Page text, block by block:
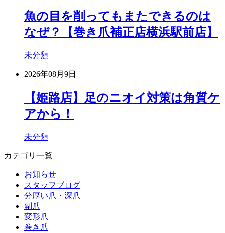
魚の目を削ってもまたできるのは
なぜ？【巻き爪補正店横浜駅前店】
未分類
2026年08月9日
【姫路店】足のニオイ対策は角質ケ
アから！
未分類
カテゴリ一覧
お知らせ
スタッフブログ
分厚い爪・深爪
副爪
変形爪
巻き爪